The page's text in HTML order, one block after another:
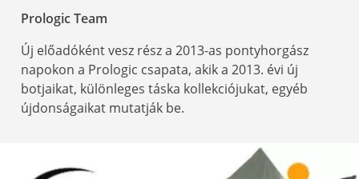
Prologic Team
Új előadóként vesz rész a 2013-as pontyhorgász
napokon a Prologic csapata, akik a 2013. évi új
botjaikat, különleges táska kollekciójukat, egyéb
újdonságaikat mutatják be.